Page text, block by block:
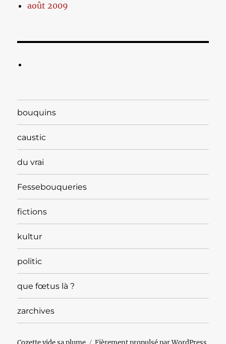
août 2009
bouquins
caustic
du vrai
Fessebouqueries
fictions
kultur
politic
que fœtus là ?
zarchives